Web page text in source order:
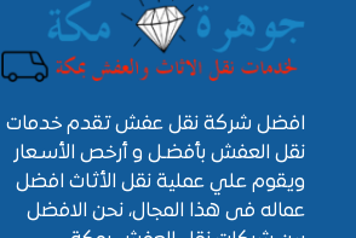
افضل شركة نقل عفش تقدم خدمات
نقل العفش بأفضـل و أرخص الأسـعار
ويقوم علي عملية نقل الأثاث افضل
عماله فى هذا المجال، نحن الافضل